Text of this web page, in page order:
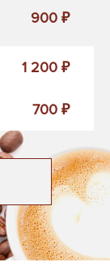
900 ₽
1 200 ₽
700 ₽